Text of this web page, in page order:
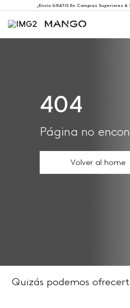
¡Envío GRATIS En Compras Superiores
404
Página no
Volver al home
Quizás podemos